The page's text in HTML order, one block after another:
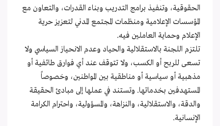
الحقوقية، وتنفيذ برامج التدريب وبناء القدرات، والتعاون مع
المؤسسات الإعلامية ومنظمات المجتمع المدني لتعزيز حرية
الإعلام وحماية العاملين فيه.
تلتزم اللجنة بالاستقلالية والحياد وعدم الانحياز السياسي ولا
تسعى للربح أو الكسب، ولا تتوقف عند أي فوارق طائفية أو
مذهبية أو سياسية أو مناطقية بين المواطنين، وخصوصاً
المستهدفين بخدماتها. وتستند في عملها إلى مبادئ الحقيقة
والدقة، والاستقلالية، والنزاهة، والمسؤولية، واحترام الكرامة
الإنسانية.